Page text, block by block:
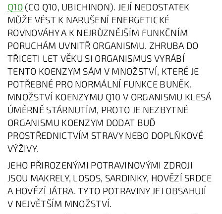
Q10 (CO Q10, UBICHINON). JEJÍ NEDOSTATEK
MŮŽE VÉST K NARUŠENÍ ENERGETICKÉ
ROVNOVÁHY A K NEJRŮZNĚJŠÍM FUNKČNÍM
PORUCHÁM UVNITŘ ORGANISMU. ZHRUBA DO
TŘICETI LET VĚKU SI ORGANISMUS VYRÁBÍ
TENTO KOENZYM SÁM V MNOŽSTVÍ, KTERÉ JE
POTŘEBNÉ PRO NORMÁLNÍ FUNKCE BUNĚK.
MNOŽSTVÍ KOENZYMU Q10 V ORGANISMU KLESÁ
ÚMĚRNĚ STÁRNUTÍM, PROTO JE NEZBYTNÉ
ORGANISMU KOENZYM DODAT BUĎ
PROSTŘEDNICTVÍM STRAVY NEBO DOPLŇKOVÉ
VÝŽIVY.
JEHO PŘIROZENÝMI POTRAVINOVÝMI ZDROJI
JSOU MAKRELY, LOSOS, SARDINKY, HOVĚZÍ SRDCE
A HOVĚZÍ JÁTRA. TYTO POTRAVINY JEJ OBSAHUJÍ
V NEJVĚTŠÍM MNOŽSTVÍ.